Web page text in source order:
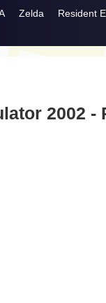
Zelda Resident
2002 -